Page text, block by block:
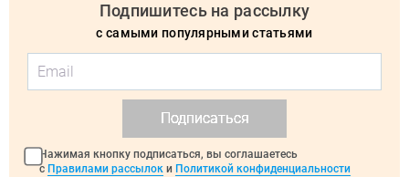
Подпишитесь на рассылку
с самыми популярными статьями
Подписаться
Нажимая кнопку подписаться, вы соглашаетесь
с Правилами рассылок и Политикой конфиденциальности